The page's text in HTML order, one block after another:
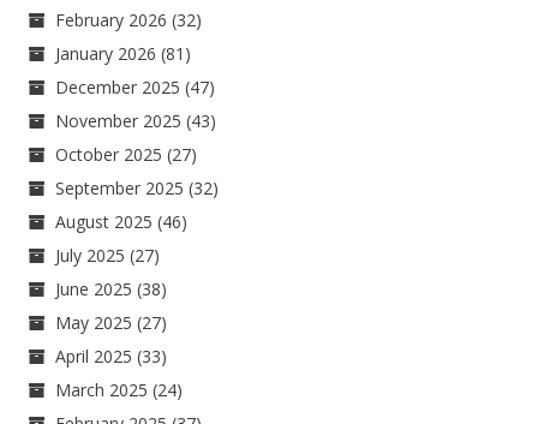
February 2026 (32)
January 2026 (81)
December 2025 (47)
November 2025 (43)
October 2025 (27)
September 2025 (32)
August 2025 (46)
July 2025 (27)
June 2025 (38)
May 2025 (27)
April 2025 (33)
March 2025 (24)